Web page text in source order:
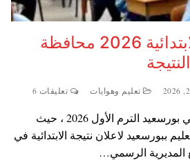
نتيجة الشهادة الابتدائية 2026 محافظة
تعليم وهوايات تعليقات 6
نتيجة الشهادة الابتدائية في بورسعيد الترم الأول 2026 ، حيث
ببورسعيد لاعلان نتيجة الابتدائية في